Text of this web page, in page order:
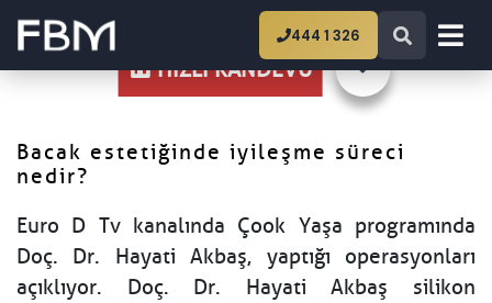
444 1 326
Bacak estetiğinde iyileşme süreci
nedir?
HIZLI RANDEVU
Bacak estetiğinde iyileşme süreci
nedir?
Euro D Tv kanalında Çook Yaşa programında
Doç. Dr. Hayati Akbaş, yaptığı operasyonları
açıklıyor. Doç. Dr. Hayati Akbaş silikon